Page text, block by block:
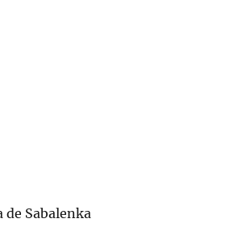
de Sabalenka